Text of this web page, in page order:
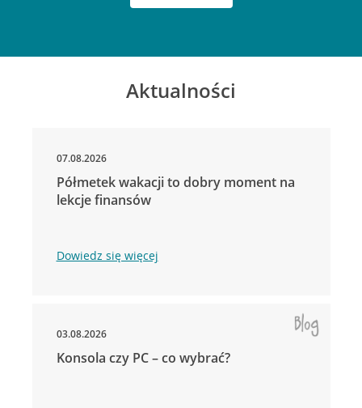
Aktualności
07.08.2026
Półmetek wakacji to dobry moment na
lekcje finansów
Dowiedz się więcej
03.08.2026
Konsola czy PC – co wybrać?